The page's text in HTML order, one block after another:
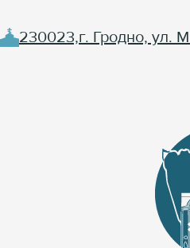
230023,г. Гродно, ул.